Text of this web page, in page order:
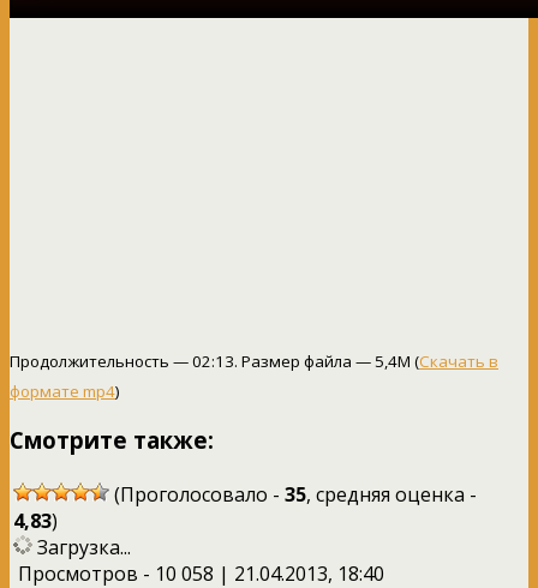
Продолжительность — 02:13. Размер файла — 5,4M (Скачать в
формате mp4)
Смотрите также:
(Проголосовало - 35, средняя оценка -
4,83)
Загрузка...
Просмотров - 10 058 | 21.04.2013, 18:40